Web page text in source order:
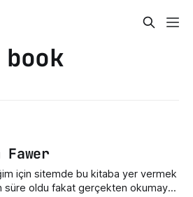
Fawer
için sitemde bu kitaba yer vermek